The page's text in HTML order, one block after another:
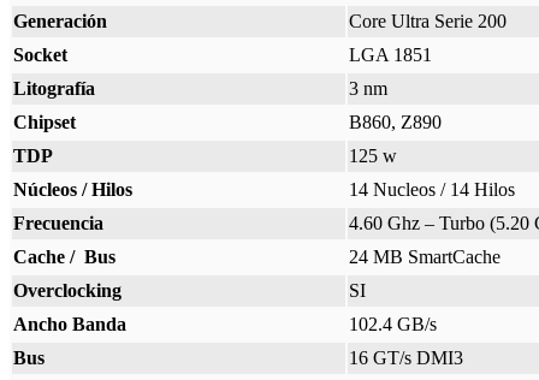
Generación
Core Ultra Serie 200
Socket
LGA 1851
Litografía
3 nm
Chipset
B860, Z890
TDP
125 w
Núcleos / Hilos
14 Nucleos / 14 Hilos
Frecuencia
4.60 Ghz – Turbo (5.20
Cache / Bus
24 MB SmartCache
Overclocking
SI
Ancho Banda
102.4 GB/s
Bus
16 GT/s DMI3